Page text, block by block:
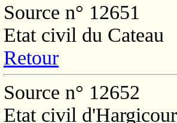
Source n° 12651
Etat civil du Cateau
Retour
Source n° 12652
Etat civil